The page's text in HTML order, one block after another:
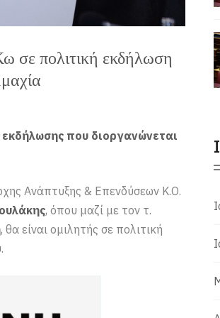
σε πολιτική εκδήλωση
που διοργανώνεται
Ανάπτυξης & Επενδύσεων Κ.Ο.
, όπου μαζί με τον τ.
, θα είναι ομιλητής σε πολιτική